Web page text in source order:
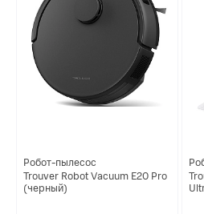
Робот-пылесос
Trouver Robot Vacuum E20 Pro
(черный)